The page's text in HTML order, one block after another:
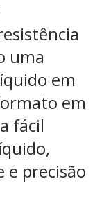
uma
em
em
fácil
e precisão